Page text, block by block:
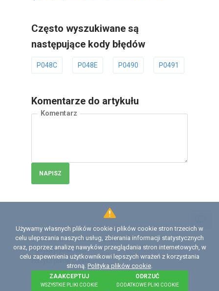
Często wyszukiwane są
następujące kody błędów
P048C P048E P0490 P0491
Komentarze do artykułu
Komentarz
NAPISZ
Używamy własnych plików cookie i plików cookie stron trzecich w
celu ulepszania naszych usług, zbierania informacji statystycznych
oraz, poprzez analizę nawyków przeglądania stron internetowych, w
celu zapewnienia użytkownikowi lepszych wrażeń z korzystania
stroną. Polityka plików cookie
ZAAKCEPTUJ
WSZYSTKIE PLIKI COOKIE
ODRZUĆ
DODATKOWE PLIKI COOKIE
2026 Institute of Diagnostics and Vehicle Intelligence
- niezależną organizacją non-profit (NPO).
Licencja
Umowa z użytkownikiem serwisu
Polityka prywatności
Polityka plików сookie